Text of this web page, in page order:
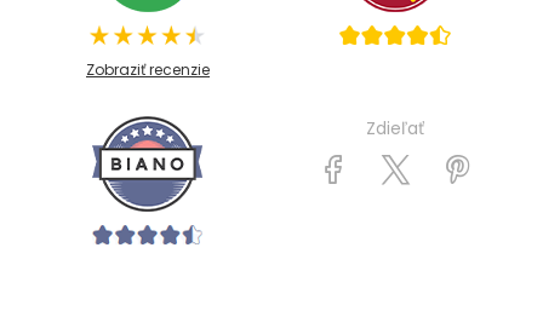
Zobraziť recenzie
Zdieľať